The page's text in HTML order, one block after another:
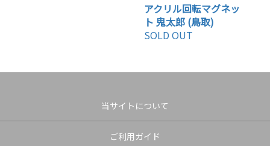
アクリル回転マグネッ
ト 鬼太郎 (鳥取)
SOLD OUT
当サイトについて
ご利用ガイド